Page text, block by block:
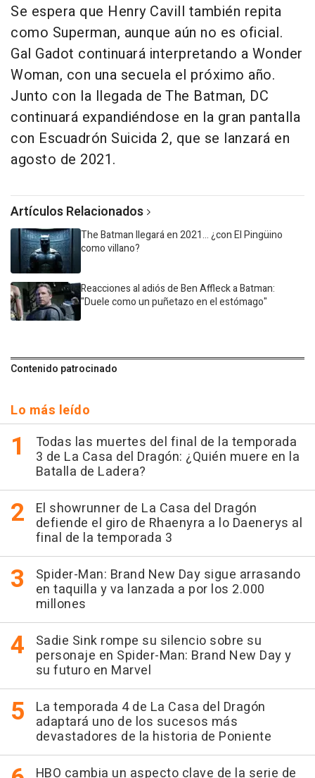
Se espera que Henry Cavill también repita
como Superman, aunque aún no es oficial.
Gal Gadot continuará interpretando a Wonder
Woman, con una secuela el próximo año.
Junto con la llegada de The Batman, DC
continuará expandiéndose en la gran pantalla
con Escuadrón Suicida 2, que se lanzará en
agosto de 2021.
Artículos Relacionados
The Batman llegará en 2021... ¿con El Pingüino
como villano?
Reacciones al adiós de Ben Affleck a Batman:
"Duele como un puñetazo en el estómago"
Contenido patrocinado
Lo más leído
Todas las muertes del final de la temporada
3 de La Casa del Dragón: ¿Quién muere en la
Batalla de Ladera?
El showrunner de La Casa del Dragón
defiende el giro de Rhaenyra a lo Daenerys al
final de la temporada 3
Spider-Man: Brand New Day sigue arrasando
en taquilla y va lanzada a por los 2.000
millones
Sadie Sink rompe su silencio sobre su
personaje en Spider-Man: Brand New Day y
su futuro en Marvel
La temporada 4 de La Casa del Dragón
adaptará uno de los sucesos más
devastadores de la historia de Poniente
HBO cambia un aspecto clave de la serie de